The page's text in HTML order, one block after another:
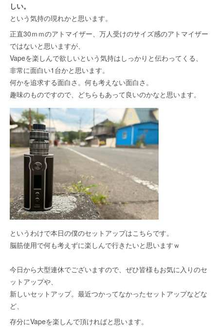
しい。
という気持の現れかと思います。
正直30ｍｍのアトマイザー、万人受けのサイズ感のアトマイザー
ではないと思いますが、
Vapeを楽しんで欲しいという気持はしっかりと伝わってくる、
非常に面白い1台かと思います。
何かを追求する面白さ。何も考えない面白さ。
趣味のものですので、どちらもあって良いのかなと思います。
というわけで本日の僕のセットアップはこちらです。
脳筋使用で何も考えずに楽しんで行きたいと思いますｗ
今日から大型連休でございますので、ぜひ皆様もお気に入りのセ
ットアップや、
新しいセットアップ。最近つかってなかったセットアップなどな
ど、
存分にVapeを楽しんで頂ければと思います。